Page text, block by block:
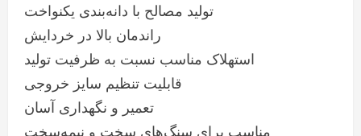
تولید مصالح با دانه‌بندی یکنواخت
راندمان بالا در خردایش
استهلاک مناسب نسبت به ظرفیت تولید
قابلیت تنظیم سایز خروجی
تعمیر و نگهداری آسان
مناسب برای سنگ‌های سخت و نیمه‌سخت